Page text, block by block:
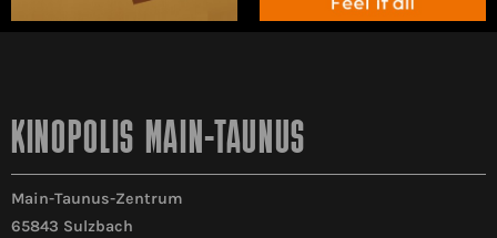
KINOPOLIS MAIN-TAUNUS
Main-Taunus-Zentrum
65843 Sulzbach